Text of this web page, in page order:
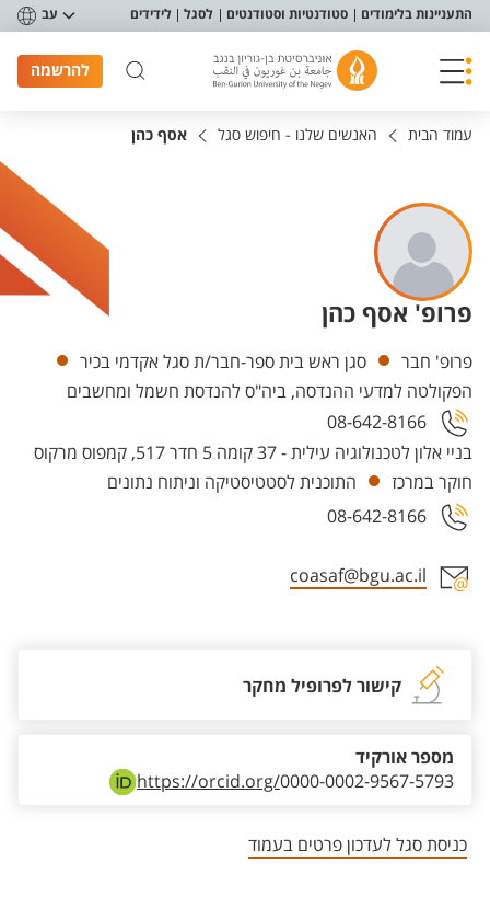
תפריט נגישות
התעניינות בלימודים סטודנטיות וסטודנטים לסגל לידידים עב
להרשמה
עמוד הבית האנשים שלנו - חיפוש סגל אסף כהן
פרופ' אסף כהן
יחידות
פרופ' חבר
סגן ראש בית ספר-חבר/ת סגל אקדמי בכיר
הפקולטה למדעי ההנדסה, ביה"ס להנדסת חשמל ומחשבים
בניי אלון לטכנולוגיה עילית - 37 קומה 5 חדר 517, קמפוס מרקוס
08-642-8166
חוקר במרכז
התוכנית לסטטיסטיקה וניתוח נתונים
08-642-8166
coasaf@bgu.ac.il
קישור לפרופיל מחקר
https://orcid.org/0000-0002-9567-5793
מספר אורקיד
כניסת סגל לעדכון פרטים בעמוד